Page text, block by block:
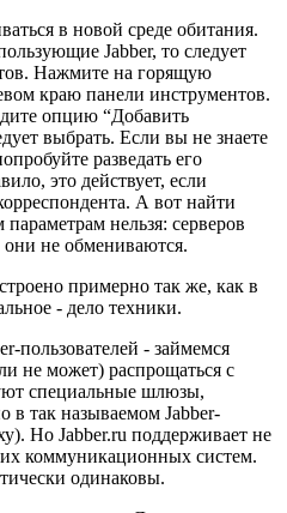
в новой среде обитания.
Jabber, то следует
Нажмите на горящую
краю панели инструментов.
опцию “Добавить
выбрать. Если вы не знаете
разведать его
это действует, если
А вот найти
нельзя: серверов
не обмениваются.
примерно так же, как в
- дело техники.
пользователей - займемся
не может) распрощаться с
специальные шлюзы,
в так называемом Jabber-
Но Jabber.ru поддерживает не
коммуникационных систем.
одинаковы.